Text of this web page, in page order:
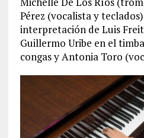
Pérez (vocalista y
interpretación de Luis
Guillermo Uribe en el
congas y Antonia Toro